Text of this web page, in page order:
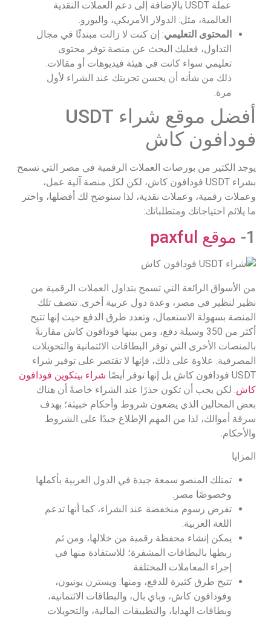
عملة USDT بالإضافة إلى دعم العملات النقدية
العالمية، مثل: الدولار الأمريكي، واليورو.
المحتوى التعليمي: إن كنت لا زالت مبتدئًا في مجال
التداول، فعليك البحث عن منصة توفر محتوى
تعليمي سواء كانت في هيئة فيديوهات أو مقالات.
ذلك من شأنه أن يحسن تجربتك عند الشراء لأول
مرة.
أفضل موقع شراء USDT
فودافون كاش
يوجد الكثير من بورصات العملات الرقمية في مصر التي تسمح
بشراء USDT فودافون كاش، لكن لكل منصة آلية عمل،
وعملات رقمية، وعملات نقدية، لذا سنوضح لك أفضلها، واختر
ما يلائم احتياجاتك ومتطلباتك:
1- موقع paxful
من الأسواق الرائعة التي تسمح بتداول العملات الرقمية من
نظير لنظير في مصر، وعدة دول عربية أخرى. تتصف تلك
المنصة بسهولة الاستعمال، وتعدد طرق الدفع حيث إنها تتيح
أكثر من 350 وسيلة دفع، ومن بينها فودافون كاش مقارنةً
بالمنصات الأخرى التي توفر البطاقات الائتمانية والتحويلات
المصرفية. علاوة على ذلك، فإنها لا تقتصر على توفير شراء
USDT فودافون كاش بل إنها توفر أيضًا
شراء بيتكوين فودافون
كاش. لكن يجب أن تكون حذرًا عند الشراء خاصةً أن هناك
بعض المحالين الذي يضعون شروط وأحكام خبيثة؛ بهدف
سرقة أموالك، لذا من المهم الإطلاع جيدًا على الشروط
والأحكام.
المزايا
تمتلك المنصو سمعة جيدة في الدول العربية بأكملها
وخصوصًا مصر.
تفرض رسوم منخفضة عند الشراء، كما أنها تدعم
اللغة العربية.
يمكن إنشاء محفظة رقمية من خلالها، ومن ثم
ربطها بالبطاقات المشفرة؛ للاستفادة منها في
إجراء المعاملات المختلفة.
تتيح طرق كثيرة للدفع، ومنها: ويسترن يونيون،
وفودافون كاش، وباي بال، والبطاقات الائتمانية،
وبطاقات الهدايا، والتطبيقات المالية، والتحويلات